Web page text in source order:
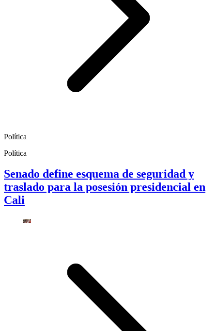
Política
Política
Senado define esquema de seguridad y
traslado para la posesión presidencial en
Cali